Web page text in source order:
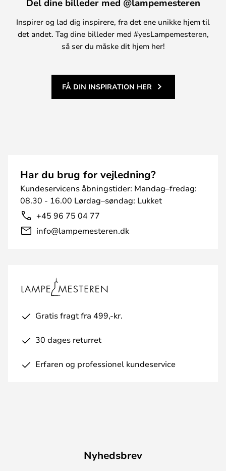
Del dine billeder med @lampemesteren
Inspirer og lad dig inspirere, fra det ene unikke hjem til
det andet. Tag dine billeder med #yesLampemesteren,
så ser du måske dit hjem her!
FÅ DIN INSPIRATION HER
Har du brug for vejledning?
Kundeservicens åbningstider: Mandag–fredag:
08.30 - 16.00 Lørdag–søndag: Lukket
+45 96 75 04 77
info@lampemesteren.dk
Gratis fragt fra 499,-kr.
30 dages returret
Erfaren og professionel kundeservice
Nyhedsbrev